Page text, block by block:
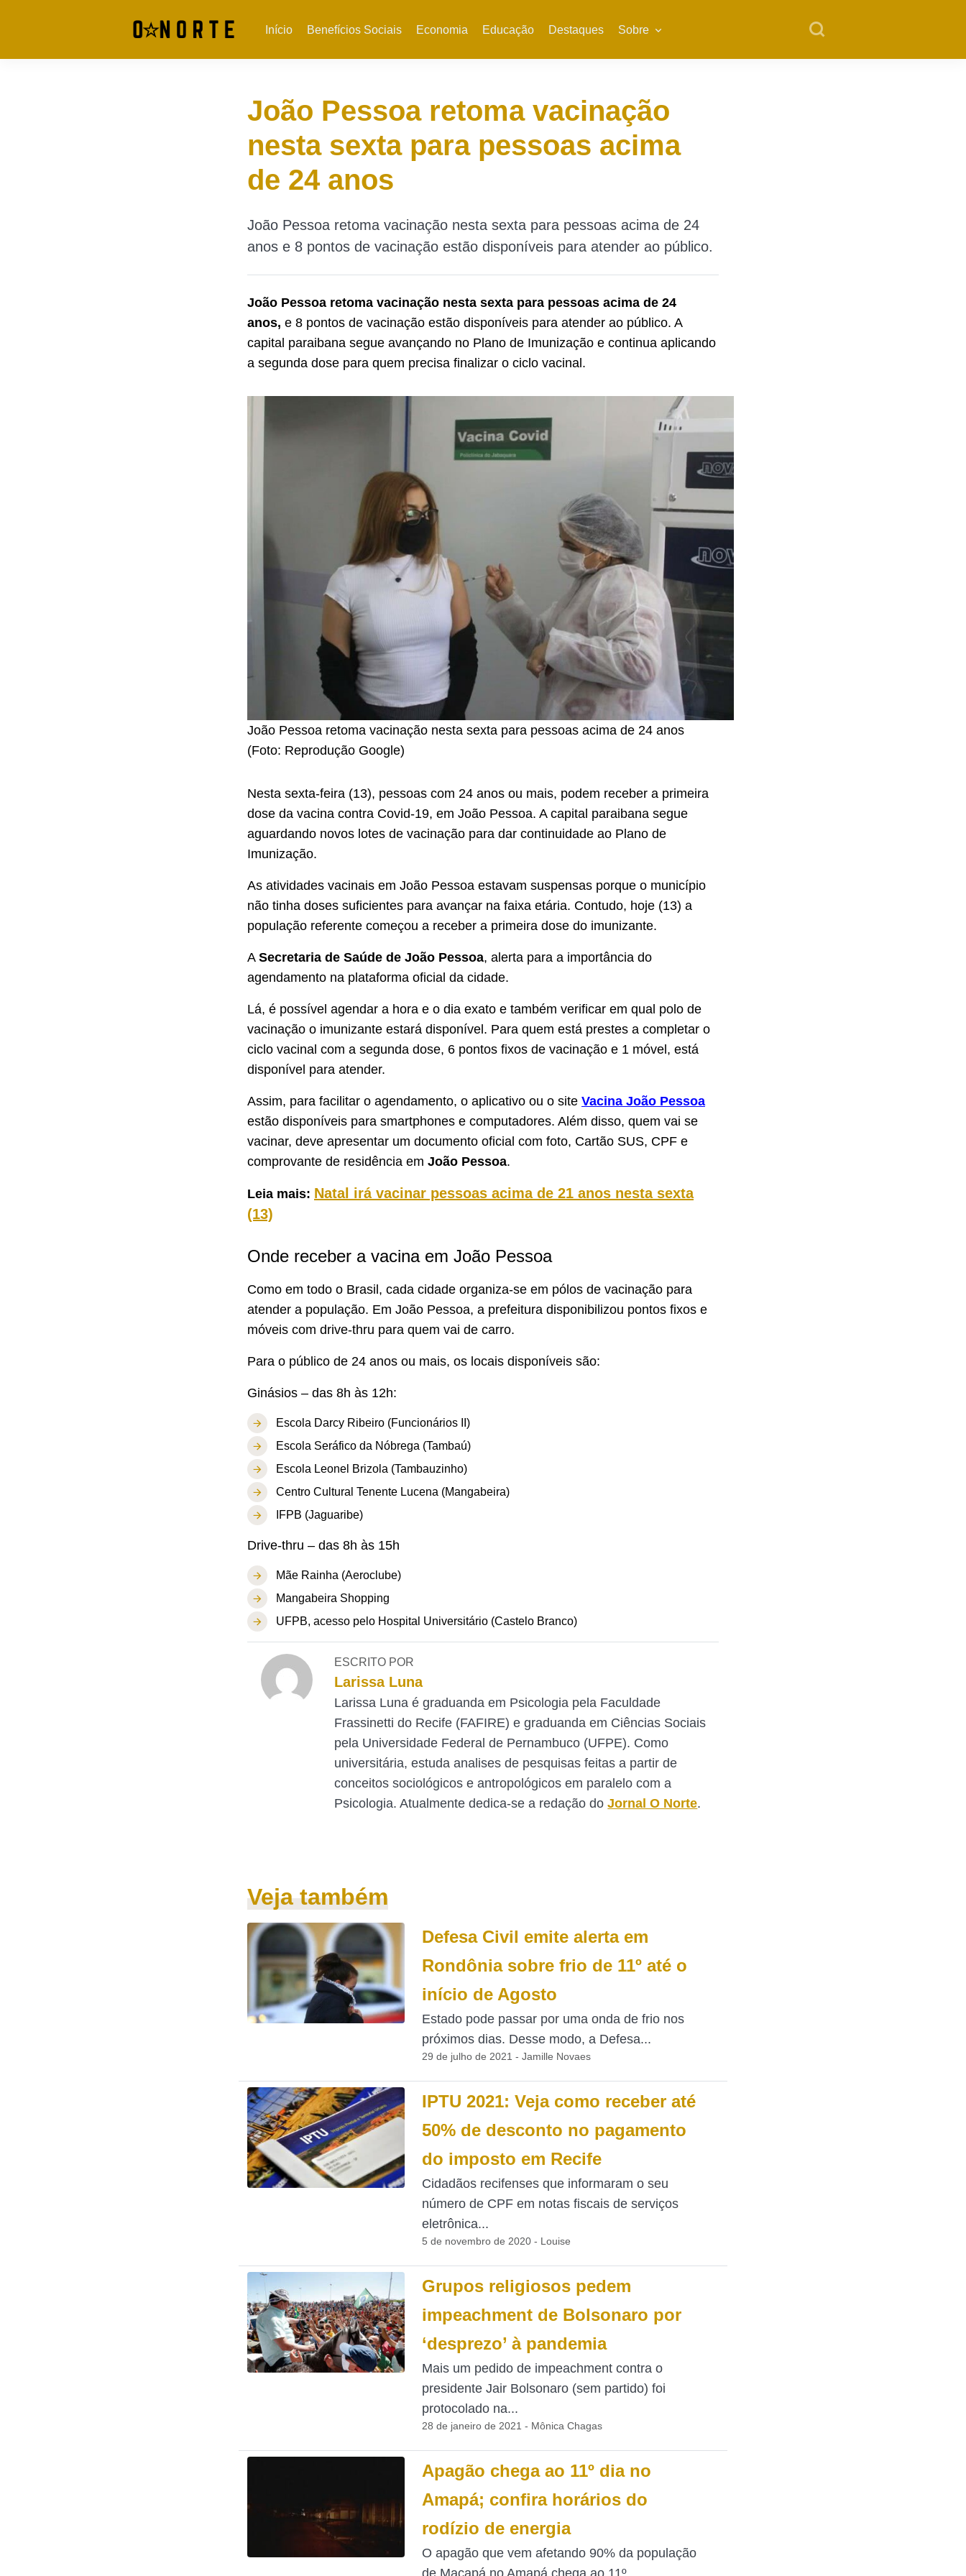
Início Benefícios Sociais Economia Educação Destaques Sobre
João Pessoa retoma vacinação
nesta sexta para pessoas acima
de 24 anos
João Pessoa retoma vacinação nesta sexta para pessoas acima de 24
anos e 8 pontos de vacinação estão disponíveis para atender ao público.
João Pessoa retoma vacinação nesta sexta para pessoas acima de 24
anos, e 8 pontos de vacinação estão disponíveis para atender ao público. A
capital paraibana segue avançando no Plano de Imunização e continua aplicando
a segunda dose para quem precisa finalizar o ciclo vacinal.
João Pessoa retoma vacinação nesta sexta para pessoas acima de 24 anos
(Foto: Reprodução Google)
Nesta sexta-feira (13), pessoas com 24 anos ou mais, podem receber a primeira
dose da vacina contra Covid-19, em João Pessoa. A capital paraibana segue
aguardando novos lotes de vacinação para dar continuidade ao Plano de
Imunização.
As atividades vacinais em João Pessoa estavam suspensas porque o município
não tinha doses suficientes para avançar na faixa etária. Contudo, hoje (13) a
população referente começou a receber a primeira dose do imunizante.
A Secretaria de Saúde de João Pessoa, alerta para a importância do
agendamento na plataforma oficial da cidade.
Lá, é possível agendar a hora e o dia exato e também verificar em qual polo de
vacinação o imunizante estará disponível. Para quem está prestes a completar o
ciclo vacinal com a segunda dose, 6 pontos fixos de vacinação e 1 móvel, está
disponível para atender.
Assim, para facilitar o agendamento, o aplicativo ou o site Vacina João Pessoa
estão disponíveis para smartphones e computadores. Além disso, quem vai se
vacinar, deve apresentar um documento oficial com foto, Cartão SUS, CPF e
comprovante de residência em João Pessoa.
Leia mais: Natal irá vacinar pessoas acima de 21 anos nesta sexta
(13)
Onde receber a vacina em João Pessoa
Como em todo o Brasil, cada cidade organiza-se em pólos de vacinação para
atender a população. Em João Pessoa, a prefeitura disponibilizou pontos fixos e
móveis com drive-thru para quem vai de carro.
Para o público de 24 anos ou mais, os locais disponíveis são:
Ginásios – das 8h às 12h:
Escola Darcy Ribeiro (Funcionários II)
Escola Seráfico da Nóbrega (Tambaú)
Escola Leonel Brizola (Tambauzinho)
Centro Cultural Tenente Lucena (Mangabeira)
IFPB (Jaguaribe)
Drive-thru – das 8h às 15h
Mãe Rainha (Aeroclube)
Mangabeira Shopping
UFPB, acesso pelo Hospital Universitário (Castelo Branco)
ESCRITO POR
Larissa Luna
Larissa Luna é graduanda em Psicologia pela Faculdade
Frassinetti do Recife (FAFIRE) e graduanda em Ciências Sociais
pela Universidade Federal de Pernambuco (UFPE). Como
universitária, estuda analises de pesquisas feitas a partir de
conceitos sociológicos e antropológicos em paralelo com a
Psicologia. Atualmente dedica-se a redação do Jornal O Norte.
Veja também
Defesa Civil emite alerta em
Rondônia sobre frio de 11º até o
início de Agosto
Estado pode passar por uma onda de frio nos
próximos dias. Desse modo, a Defesa...
29 de julho de 2021 - Jamille Novaes
IPTU 2021: Veja como receber até
50% de desconto no pagamento
do imposto em Recife
Cidadãos recifenses que informaram o seu
número de CPF em notas fiscais de serviços
eletrônica...
5 de novembro de 2020 - Louise
Grupos religiosos pedem
impeachment de Bolsonaro por
‘desprezo’ à pandemia
Mais um pedido de impeachment contra o
presidente Jair Bolsonaro (sem partido) foi
protocolado na...
28 de janeiro de 2021 - Mônica Chagas
Apagão chega ao 11º dia no
Amapá; confira horários do
rodízio de energia
O apagão que vem afetando 90% da população
de Macapá no Amapá chega ao 11º...